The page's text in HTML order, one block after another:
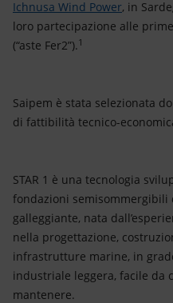
Ichnusa Wind Power, in
loro partecipazione alle
(“aste Fer2”).1
Saipem è stata selezionata
di fattibilità tecnico-
STAR 1 è una tecnologia
fondazioni semisommergibili
galleggiante, nata
nella progettazione,
infrastrutture marine, in
industriale leggera, facile da
mantenere.